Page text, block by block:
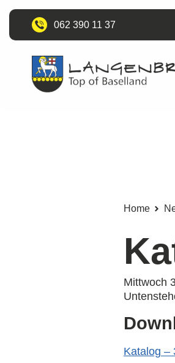
062 390 11 37
Home
Mittwoch
Katalog –